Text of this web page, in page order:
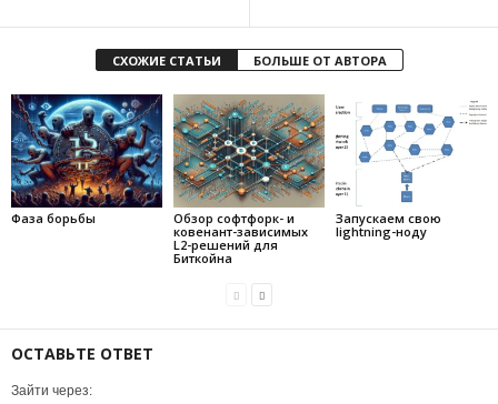
СХОЖИЕ СТАТЬИ БОЛЬШЕ ОТ АВТОРА
Фаза борьбы
Обзор софтфорк- и
ковенант-зависимых
L2-решений для
Биткойна
Запускаем свою
lightning-ноду
ОСТАВЬТЕ ОТВЕТ
Зайти через: